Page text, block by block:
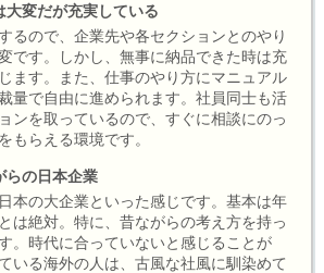
大変だが充実している
るので、企業先や各セクションとのやり
です。しかし、無事に納品できた時は充
ます。また、仕事のやり方にマニュアル
量で自由に進められます。社員同士も活
ンを取っているので、すぐに相談にのっ
もらえる環境です。
らの日本企業
本の大企業といった感じです。基本は年
は絶対。特に、昔ながらの考え方を持っ
。時代に合っていないと感じることが
いる海外の人は、古風な社風に馴染めて